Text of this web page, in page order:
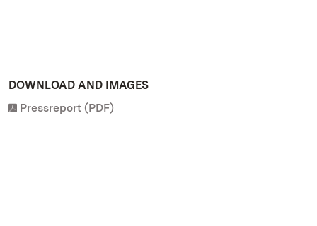
DOWNLOAD AND IMAGES
Pressreport (PDF)